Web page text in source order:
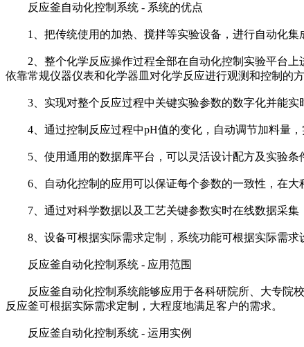
反应釜自动化控制系统 - 系统的优点
1、把传统使用的加热、搅拌等实验设备，进行自动化集
2、整个化学反应操作过程全部在自动化控制实验平台上
依靠常规仪器仪表和化学器皿对化学反应进行观测和控制的方
3、实现对整个反应过程中关键实验参数的数字化并能实
4、通过控制反应过程中pH值的变化，自动调节加料量，
5、使用通用的数据库平台，可以灵活设计配方及实验条
6、自动化控制的应用可以保证每个参数的一致性，在大
7、通过对科学数据以及工艺关键参数实时在线数据采集
8、设备可根据实际需求定制，系统功能可根据实际需求
反应釜自动化控制系统 - 应用范围
反应釜自动化控制系统能够应用于各科研院所、大专院校
反应釜可根据实际需求定制，大程度地满足客户的需求。
反应釜自动化控制系统 - 运用实例